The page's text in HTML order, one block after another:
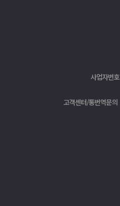
사업자번호
고객센터/통번역문의